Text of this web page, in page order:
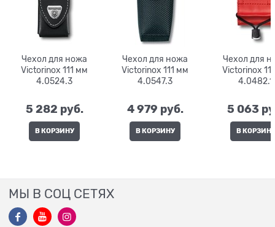
Чехол для ножа
Victorinox 111 мм
4.0524.3
5 282 руб.
В КОРЗИНУ
Чехол для ножа
Victorinox 111 мм
4.0547.3
4 979 руб.
В КОРЗИНУ
Чехол для
Victorinox 111 мм
4.0482.1
5 063
В КОРЗИНУ
МЫ В СОЦ СЕТЯХ